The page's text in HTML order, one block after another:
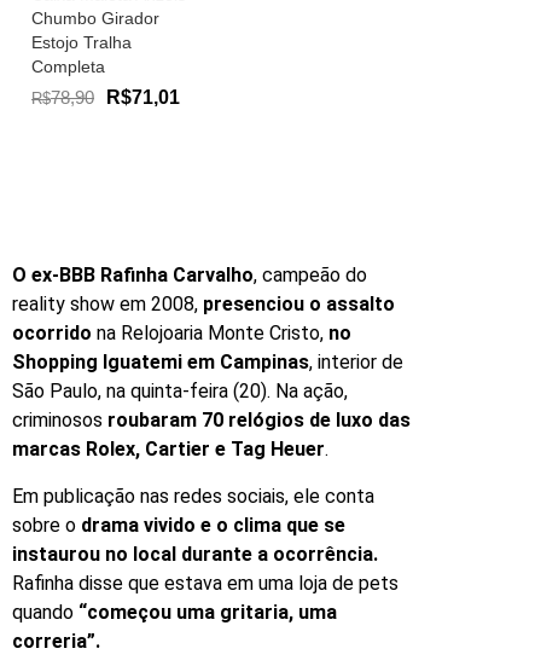
Chumbo Girador
Estojo Tralha
Completa
R$78,90 R$71,01
O ex-BBB Rafinha Carvalho, campeão do
reality show em 2008, presenciou o assalto
ocorrido na Relojoaria Monte Cristo, no
Shopping Iguatemi em Campinas, interior de
São Paulo, na quinta-feira (20). Na ação,
criminosos roubaram 70 relógios de luxo das
marcas Rolex, Cartier e Tag Heuer.
Em publicação nas redes sociais, ele conta
sobre o drama vivido e o clima que se
instaurou no local durante a ocorrência.
Rafinha disse que estava em uma loja de pets
quando “começou uma gritaria, uma
correria”.